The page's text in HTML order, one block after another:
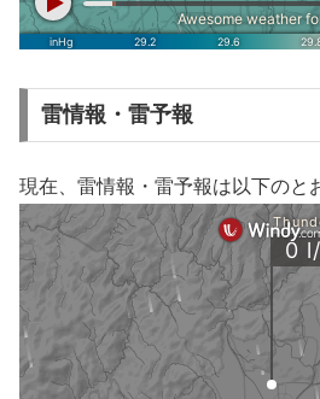
雷情報・雷予報
現在、雷情報・雷予報は以下のと